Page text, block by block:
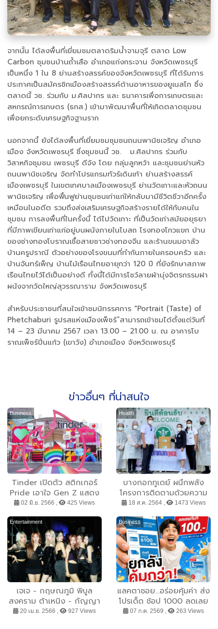
จากนั้น ได้ลงพื้นที่เยี่ยมชมตลาดริมน้ำจามจุรี ตลาด Low
Carbon ชุมชนบ้านถ้ำเสือ อำเภอแก่งกระจาน จังหวัดเพชรบุรี
เป็นหนึ่ง 1 ใน 8 ย่านสร้างสรรค์ของจังหวัดเพชรบุรี ที่ได้รับการ
ประกาศเป็นสมัครชิกเมืองสร้างสรรค์ด้านอาหารของยูเนสโก ซึ่ง
ตลาดนี้ วช. ร่วมกับ ม.ศิลปากร และ ธนาคารเพื่อการเกษตรและ
สหกรณ์การเกษตร (ธกส.) เข้ามาพัฒนาพื้นที่ให้เกิดตลาดชุมชน
เพื่อยกระดับเศรษฐกิจฐานราก
นอกจากนี้ ยังได้ลงพื้นที่เยี่ยมชมชุมชนถนนพานิชเจริญ อำเภอ
เมือง จังหวัดเพชรบุรี ชึ่งชุมชนนี้ วช. ม.ศิลปากร ร่วมกับ
วิสาหกิจชุมชน เพชรบุรี ดีจัง โดย กลุ่มลูกหว้า และชุมชนย่านหัว
ถนนพานิชเจริญ จัดทำโปรแกรมทัวร์เดินเท้า ย่านสร้างสรรค์
เมืองเพชรบุรี ในเขตเทศบาลเมืองเพชรบุรี ย่านวัดเกาะและหัวถนน
พานิชเจริญ เพื่อฟื้นฟูย่านชุมชนเก่าแก่ให้กลับมามีชีวิตชีวาอีกครั้ง
เหมือนในอดีต รวมถึงส่งเสริมเศรษฐกิจสร้างรายได้ให้กับคนใน
ชุมชน การลงพื้นที่ในครั้งนี้ ได้ไปวัดเกาะ ที่เป็นวัดเก่าสมัยอยุธยา
ที่มีภาพเขียนเก่าแก่อยู่บนผนังภายในโบสถ โรงทองโกวแขก บ้าน
ของช่างทองโบราณเชื้อสายชาวช่างทองจีน และร้านขนมอาลัว
บ้านครูปราณี ตัวอย่างของโรงขนมที่ทำกันภายในครอบครัว และ
บ้านจันทร์เพ็ญ บ้านไม้เรือนไทยอายุกว่า 120 ปี ที่ยังรักษาสภาพ
เรือนไทยไว้ได้เป็นอย่างดี ทั้งนี้ได้มีการโชว์ลายผ้านุ่งจิตรกรรมฝา
ผนังจากวัดใหญ่สุวรรณาราม จังหวัดเพชรบุรี
สำหรับประชาชนที่สนใจเข้าชมนิทรรศการ "Portrait (Taste) of
Phetchaburi รูปรสแห่งเมืองเพ็ชร์”สามารถเข้าชมได้ตั้งแต่วันที่
14 – 23 มีนาคม 2567 เวลา 13.00 – 21.00 น. ณ อาคารโบ
ราณเพ็ชร์ปิ่นแก้ว (เขาวัง) อำเภอเมือง จังหวัดเพชรบุรี
ข่าวอื่นๆ ที่น่าสนใจ
Business
Tinder เปิดตัว สติกเกอร์
Pride เอาใจ Gen Z แสดง
อัตลักษณ์ พร้อมร่วมฉลอง
“ตลาดโสด Made with
Pride”
02 มิ.ย. 2566 , 425 Views
Health
บางกอกทูเดย์ ผนึกพลัง
โครงการติดตามด้วยความ
ห่วงใย ศย.กลาง ร่วมพันธ
กล่องให้เข้าถึงชุมชน
18 ส.ค. 2564 , 1473 Views
Entertainment
เจเจ - กฤษณภูมิ พิบูล
สงคราม ต้าเหนิง - กัญญา
วีร์ สองเมือง เจฟ - วรกมล
20 เม.ย. 2566 , 927 Views
Business
แลคตาซอย...อร่อยคุ้มค่า ส่ง
โปรเด็ด ช้อป 1000 ลดเลย
100 ตลอดเดือน ก.ค.69
07 ก.ค. 2569 , 263 Views